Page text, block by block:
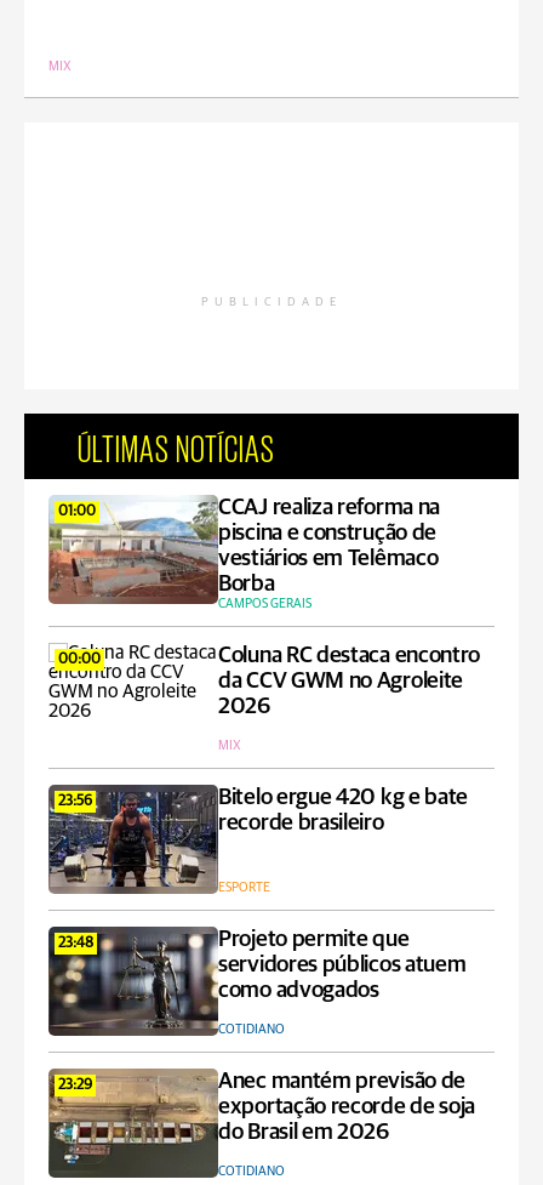
MIX
PUBLICIDADE
ÚLTIMAS NOTÍCIAS
01:00
CCAJ realiza reforma na
piscina e construção de
vestiários em Telêmaco
Borba
CAMPOS GERAIS
00:00
Coluna RC destaca encontro
da CCV GWM no Agroleite
2026
MIX
23:56
Bitelo ergue 420 kg e bate
recorde brasileiro
ESPORTE
23:48
Projeto permite que
servidores públicos atuem
como advogados
COTIDIANO
23:29
Anec mantém previsão de
exportação recorde de soja
do Brasil em 2026
COTIDIANO